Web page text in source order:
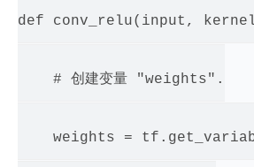
def conv_relu(input,
    # 创建变量 "weights".
weights =